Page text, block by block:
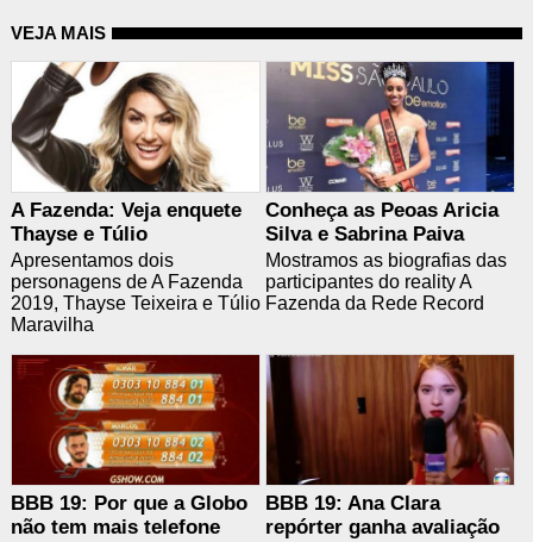
VEJA MAIS
A Fazenda: Veja enquete
Thayse e Túlio
Apresentamos dois
personagens de A Fazenda
2019, Thayse Teixeira e Túlio
Maravilha
Conheça as Peoas Aricia
Silva e Sabrina Paiva
Mostramos as biografias das
participantes do reality A
Fazenda da Rede Record
BBB 19: Por que a Globo
não tem mais telefone
BBB 19: Ana Clara
repórter ganha avaliação